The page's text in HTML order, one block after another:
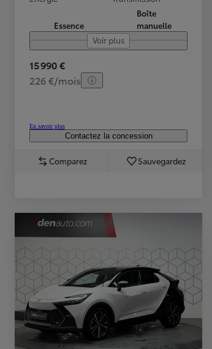
TOYOTA C-HR
HYBRIDE OU HYBRIDE RECHARGEABLE
Essence
Boîte
manuelle
Voir plus
15 990 €
226 €/mois
En savoir plus
Contactez la concession
Comparez Sauvegardez